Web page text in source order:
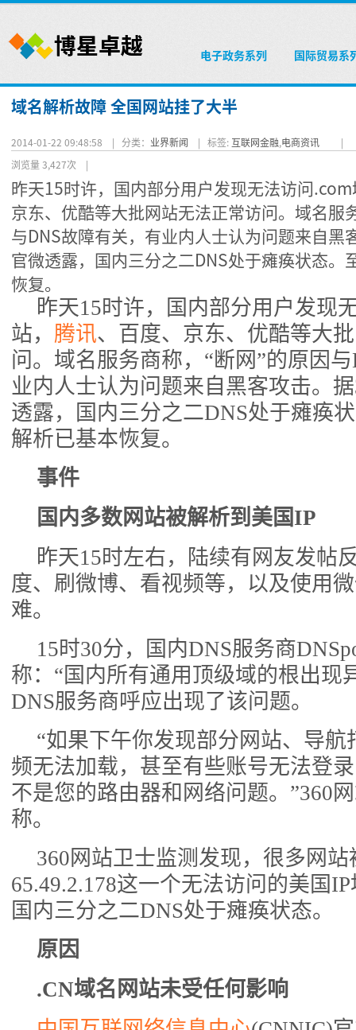
电子政务系列 国际贸易系
域名解析故障 全国网站挂了大半
2014-01-22 09:48:58 | 分类： 业界新闻 | 标签: 互联网金融,电商资讯
|
浏览量 3,427次 |
昨天15时许，国内部分用户发现无法访问
京东、优酷等大批网站无法正常访问。域名
与DNS故障有关，有业内人士认为问题来自黑
官微透露，国内三分之二DNS处于瘫痪状态。
恢复。
昨天15时许，国内部分用户发现
站， 腾讯、百度、京东、优酷等大
问。域名服务商称，“断网”的原因
业内人士认为问题来自黑客攻击。
透露，国内三分之二DNS处于瘫痪
解析已基本恢复。
事件
国内多数网站被解析到美国IP
昨天15时左右，陆续有网友发帖
度、刷微博、看视频等，以及使用
难。
15时30分，国内DNS服务商
称：“国内所有通用顶级域的根出现
DNS服务商呼应出现了该问题。
“如果下午你发现部分网站、导航
频无法加载，甚至有些账号无法登
不是您的路由器和网络问题。”360
称。
360网站卫士监测发现，很多网站
65.49.2.178这一个无法访问的美国
国内三分之二DNS处于瘫痪状态。
原因
.CN域名网站未受任何影响